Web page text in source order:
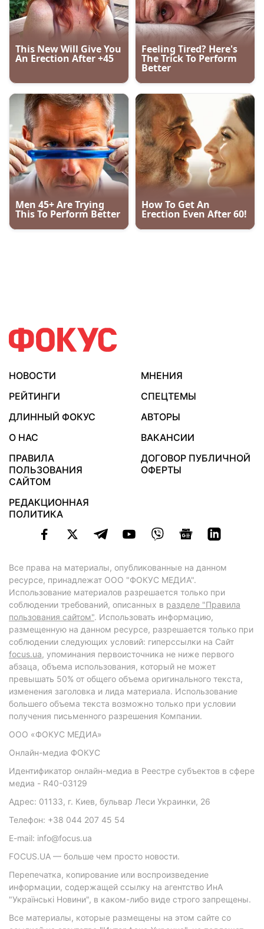
НОВОСТИ
МНЕНИЯ
РЕЙТИНГИ
СПЕЦТЕМЫ
ДЛИННЫЙ ФОКУС
АВТОРЫ
О НАС
ВАКАНСИИ
ПРАВИЛА
ПОЛЬЗОВАНИЯ
САЙТОМ
ДОГОВОР ПУБЛИЧНОЙ
ОФЕРТЫ
РЕДАКЦИОННАЯ
ПОЛИТИКА
Все права на материалы, опубликованные на данном
ресурсе, принадлежат ООО "ФОКУС МЕДИА".
Использование материалов разрешается только при
соблюдении требований, описанных в разделе "Правила
пользования сайтом". Использовать информацию,
размещенную на данном ресурсе, разрешается только при
соблюдении следующих условий: гиперссылки на Сайт
focus.ua, упоминания первоисточника не ниже первого
абзаца, объема использования, который не может
превышать 50% от общего объема оригинального текста,
изменения заголовка и лида материала. Использование
большего объема текста возможно только при условии
получения письменного разрешения Компании.
ООО «ФОКУС МЕДИА»
Онлайн-медиа ФОКУС
Идентификатор онлайн-медиа в Реестре субъектов в сфере
медиа - R40-03129
Адрес: 01133, г. Киев, бульвар Леси Украинки, 26
Телефон: +38 044 207 45 54
E-mail: info@focus.ua
FOCUS.UA — больше чем просто новости.
Перепечатка, копирование или воспроизведение
информации, содержащей ссылку на агентство ИнА
"Українські Новини", в каком-либо виде строго запрещены.
Все материалы, которые размещены на этом сайте со